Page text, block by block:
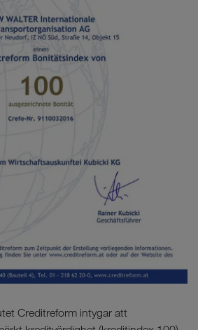
Creditreform intygar att